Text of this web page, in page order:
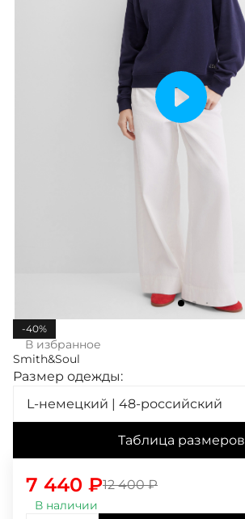
-40%
В избранное
Smith&Soul
Размер одежды:
L-немецкий | 48-российский
Таблица размеров
12 400₽
7 440 ₽
В наличии